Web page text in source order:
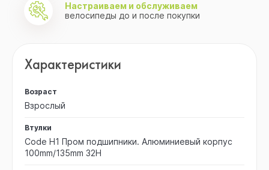
Настраиваем и обслуживаем
велосипеды до и после покупки
Характеристики
Возраст
Взрослый
Втулки
Code H1 Пром подшипники. Алюминиевый корпус
100mm/135mm 32H